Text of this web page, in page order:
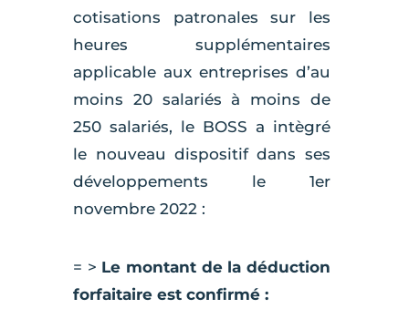
cotisations patronales sur les
heures supplémentaires
applicable aux entreprises d’au
moins 20 salariés à moins de
250 salariés, le BOSS a intègré
le nouveau dispositif dans ses
développements le 1er
novembre 2022 :
= > Le montant de la déduction
forfaitaire est confirmé :